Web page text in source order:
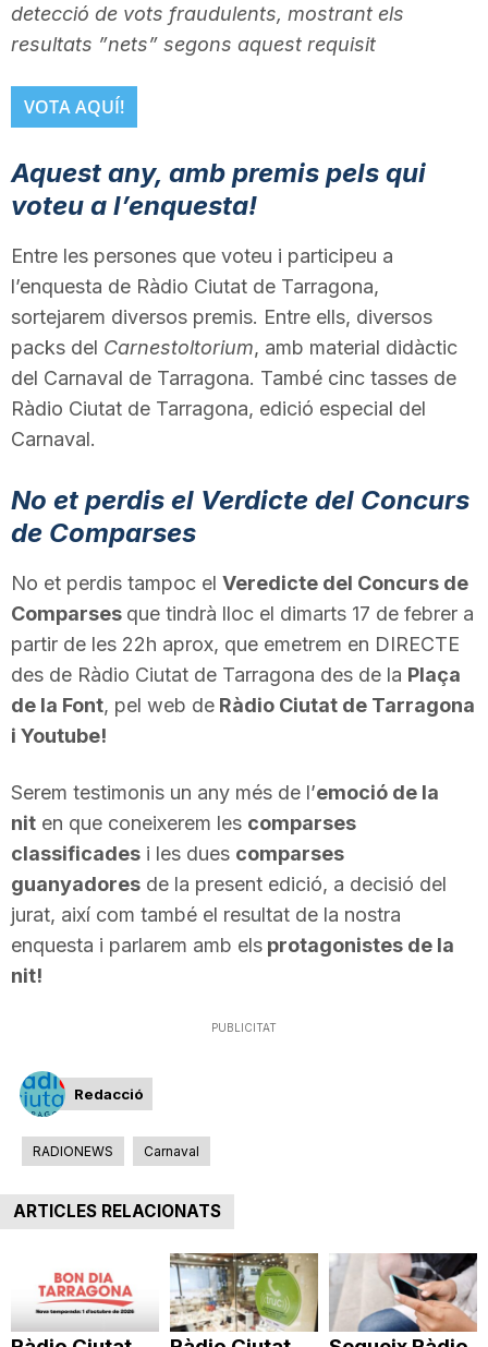
r
r
a
g
o
detecció de vots fraudulents, mostrant els
resultats ”nets” segons aquest requisit
VOTA AQUÍ!
Aquest any, amb premis pels qui
voteu a l’enquesta!
Entre les persones que voteu i participeu a
l’enquesta de Ràdio Ciutat de Tarragona,
sortejarem diversos premis. Entre ells, diversos
packs del Carnestoltorium, amb material didàctic
del Carnaval de Tarragona. També cinc tasses de
Ràdio Ciutat de Tarragona, edició especial del
Carnaval.
No et perdis el Verdicte del Concurs
de Comparses
No et perdis tampoc el Veredicte del Concurs de
Comparses que tindrà lloc el dimarts 17 de febrer a
partir de les 22h aprox, que emetrem en DIRECTE
des de Ràdio Ciutat de Tarragona des de la Plaça
de la Font, pel web de Ràdio Ciutat de Tarragona
i Youtube!
Serem testimonis un any més de l’emoció de la
nit en que coneixerem les comparses
classificades i les dues comparses
guanyadores de la present edició, a decisió del
jurat, així com també el resultat de la nostra
enquesta i parlarem amb els protagonistes de la
nit!
PUBLICITAT
Redacció
RADIONEWS Carnaval
ARTICLES RELACIONATS